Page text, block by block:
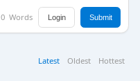
0 Words Login Submit
Latest Oldest Hottest